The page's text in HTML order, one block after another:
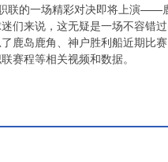
联的一场精彩对决即将上演——
们来说，这无疑是一场不容错
鹿岛鹿角、神户胜利船近期比
赛程等相关视频和数据。